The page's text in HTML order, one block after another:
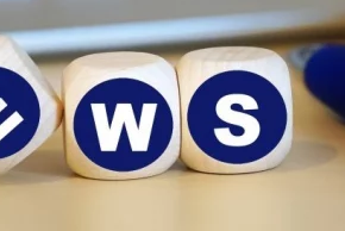
Aktiv & Natur
Kultur & Städte
Veranstaltungen